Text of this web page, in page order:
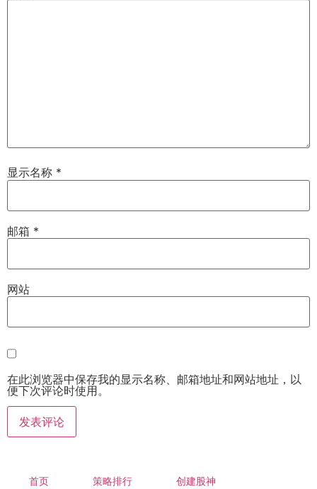
显示名称 *
邮箱 *
网站
在此浏览器中保存我的显示名称、邮箱地址和网站地址，以
便下次评论时使用。
首页 策略排行 创建股神